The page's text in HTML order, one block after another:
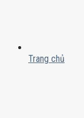
Trang chủ